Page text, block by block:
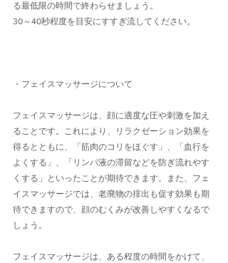
る最低限の時間で終わらせましょう。
30～40秒程度を目安にすすぎ流してください。
・フェイスマッサージについて
フェイスマッサージは、顔に適度な圧や刺激を加え
ることです。これにより、リラクゼーション効果を
得るとともに、「筋肉のコリをほぐす」、「血行を
よくする」、「リンパ液の滞留などを防ぎ流れやす
くする」といったことが期待できます。また、フェ
イスマッサージでは、老廃物の排出も促す効果も期
待できますので、顔のむくみが改善しやすくなるで
しょう。
フェイスマッサージは、ある程度の時間をかけて、